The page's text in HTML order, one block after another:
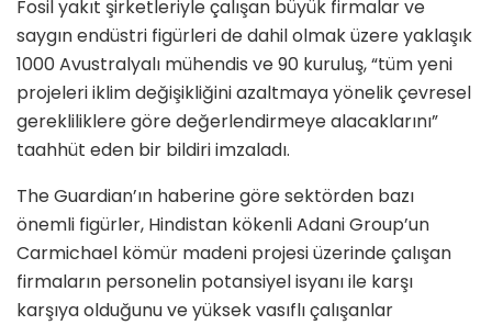
Fosil yakıt şirketleriyle çalışan büyük firmalar ve
saygın endüstri figürleri de dahil olmak üzere yaklaşık
1000 Avustralyalı mühendis ve 90 kuruluş, “tüm yeni
projeleri iklim değişikliğini azaltmaya yönelik çevresel
gerekliliklere göre değerlendirmeye alacaklarını”
taahhüt eden bir bildiri imzaladı.
The Guardian’ın haberine göre sektörden bazı
önemli figürler, Hindistan kökenli Adani Group’un
Carmichael kömür madeni projesi üzerinde çalışan
firmaların personelin potansiyel isyanı ile karşı
karşıya olduğunu ve yüksek vasıflı çalışanlar